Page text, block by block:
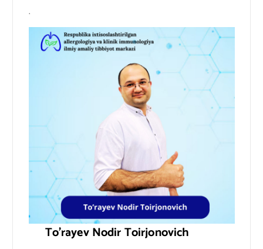
.
To’rayev Nodir Toirjonovich